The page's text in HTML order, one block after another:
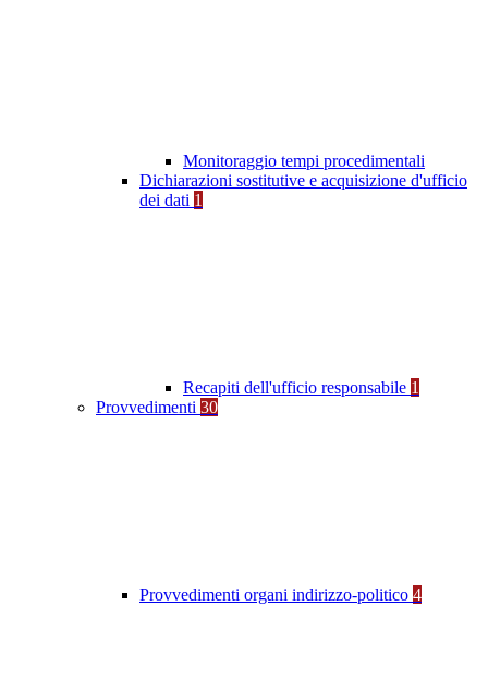
Monitoraggio tempi procedimentali
Dichiarazioni sostitutive e acquisizione d'ufficio
dei dati 1
Recapiti dell'ufficio responsabile 1
Provvedimenti 30
Provvedimenti organi indirizzo-politico 4